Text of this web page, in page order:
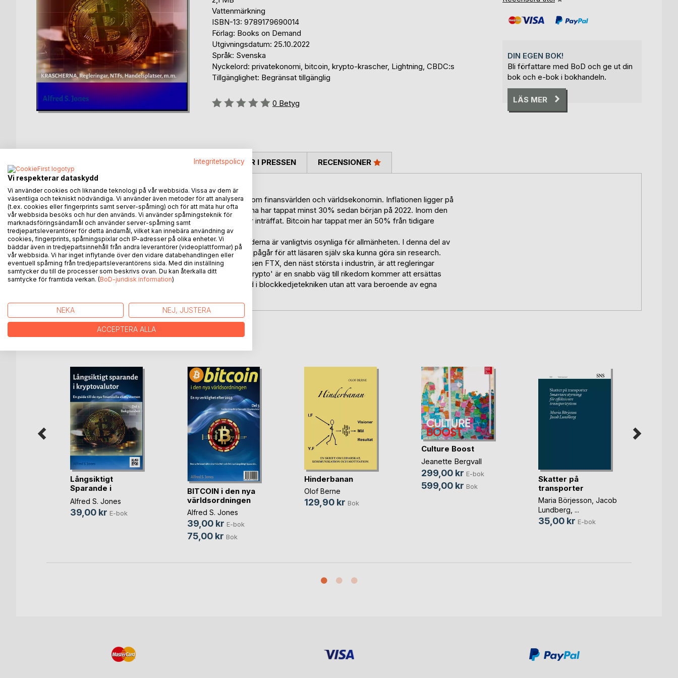
Vattenmärkning
ISBN-13: 9789179690014
Förlag: Books on Demand
Utgivningsdatum: 25.10.2022
Språk: Svenska
Nyckelord: privatekonomi, bitcoin, krypto-krascher, Lightning, CBDC:s
Tillgänglighet: Begränsat tillgänglig
Betyg::
0 Betyg
DIN EGEN BOK!
Bli författare med BoD och ge ut din
bok och e-bok i bokhandeln.
LÄS MER
Del 2. BITCOIN VS KRYPTO VS CBDC:S
Sedan första delen kom ut, våren 2021, har mycket hänt inom finansvärlden och världsekonomin. Inflationen ligger på
nivåer som vi inte sett sedan 1970-talet. Finansmarknaderna har tappat minst 30% sedan början på 2022. Inom den
decentraliserade finansiella industrin har fyra stor krascher inträffat. Bitcoin har tappat mer än 50% från tidigare
högsta värde.
Vad betyder allt detta för en vanlig sparare? De stora trenderna är vanligtvis osynliga för allmänheten. I denna del av
Långsiktigt Sparande gör vi ett försök att urskilja vad som pågår för att läsaren själv ska kunna göra sin research.
En tydlig trend efter den senaste kraschen av handelsplatsen FTX, den näst största i industrin, är att regleringar
kommer att välkomnas av alla seriösa aktörer. Bilden att 'krypto' är en snabb väg till rikedom kommer att ersättas
med en uppvärdering av de projekt som har en solid grund i blockkedjetekniken utan att vara beroende av egna
KOMMENTARER I PRESSEN RECENSIONER
ANDRA TITLAR HOSBoD
Långsiktigt
Sparande i
Kryptovalutor
Alfred S. Jones
39,00 kr E-bok
BITCOIN i den nya
världsordningen
Alfred S. Jones
39,00 kr E-bok
75,00 kr Bok
Hinderbanan
Olof Berne
129,90 kr Bok
Culture Boost
Jeanette Bergvall
299,00 kr E-bok
599,00 kr Bok
Skatter på
transporter
Maria Börjesson Jacob
Lundberg , ...
35,00 kr E-bok
Integritetspolicy
Vi respekterar dataskydd
Vi använder cookies och liknande teknologi på vår webbsida. Vissa av dem är
väsentliga och tekniskt nödvändiga. Vi använder även metoder för att analysera
(t.ex. cookies eller fingerprints samt server-spårning) och för att mäta hur ofta
vår webbsida besöks och hur den används. Vi använder spårningsteknik för
marknadsföringsändamål och använder server-spårning samt
tredjepartsleverantörer för detta ändamål, vilket kan innebära användning av
cookies, fingerprints, spårningspixlar och IP-adresser på olika enheter. Vi
bäddar även in tredjepartsinnehåll från andra leverantörer (videoplattformar) på
vår webbsida. Vi har inget inflytande över den vidare databehandlingen eller
eventuell spårning från tredjepartsleverantörens sida. Med din inställning
samtycker du till de processer som beskrivs ovan. Du kan återkalla ditt
samtycke för framtida verkan. (BoD-juridisk information)
NEKA NEJ, JUSTERA
ACCEPTERA ALLA